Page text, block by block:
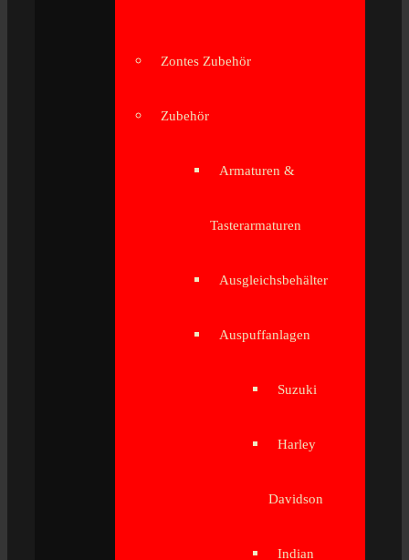
Zontes Zubehör
Zubehör
Armaturen &
Tasterarmaturen
Ausgleichsbehälter
Auspuffanlagen
Suzuki
Harley
Davidson
Indian